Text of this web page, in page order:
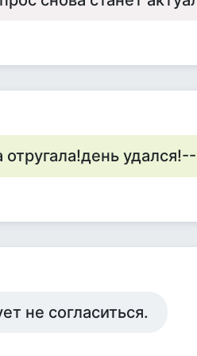
удался!--
не согласиться.